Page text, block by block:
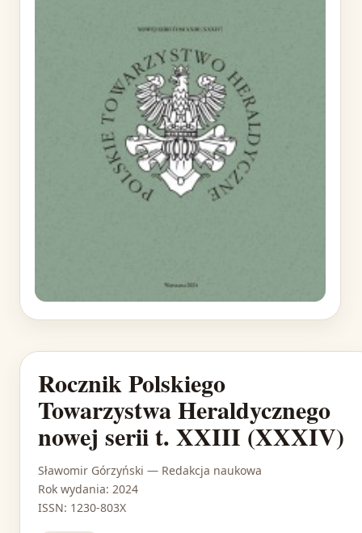
Rocznik Polskiego
Towarzystwa Heraldycznego
nowej serii t. XXIII (XXXIV)
Sławomir Górzyński — Redakcja naukowa
Rok wydania: 2024
ISSN: 1230-803X